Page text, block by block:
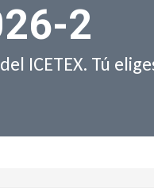
2
ICETEX. Tú